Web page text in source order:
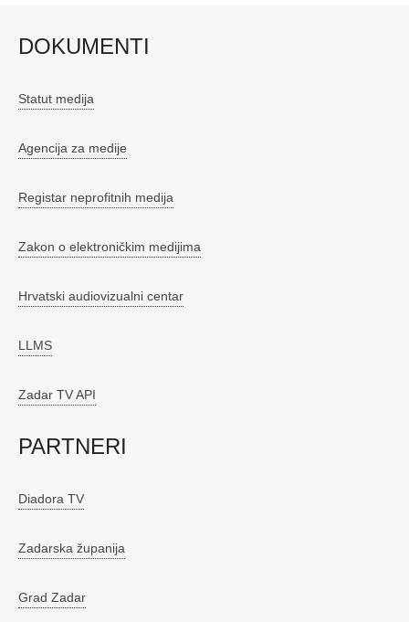
DOKUMENTI
Statut medija
Agencija za medije
Registar neprofitnih medija
Zakon o elektroničkim medijima
Hrvatski audiovizualni centar
LLMS
Zadar TV API
PARTNERI
Diadora TV
Zadarska županija
Grad Zadar